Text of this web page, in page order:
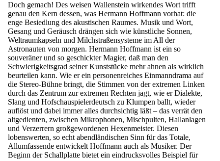
Doch gemach! Des weisen Wallenstein wirkendes Wort trifft
genau den Kern dessen, was Hermann Hoffmann vorhat: die
enge Besiedlung des akustischen Raumes. Musik und Wort,
Gesang und Geräusch drängen sich wie künstliche Sonnen,
Weltraumkapseln und Milchstraßensysteme im All der
Astronauten von morgen. Hermann Hoffmann ist ein so
souveräner und so geschickter Magier, daß man den
Schwierigkeitsgrad seiner Kunststücke mehr ahnen als wirklich
beurteilen kann. Wie er ein personenreiches Einmanndrama auf
die Stereo-Bühne bringt, die Stimmen von der extremen Linken
durch das Zentrum zur extremen Rechten jagt, wie er Dialekte,
Slang und Hofschauspielerdeutsch zu Klumpen ballt, wieder
auflöst und dabei immer alles durchsichtig läßt – das verrät den
altgedienten, zwischen Mikrophonen, Mischpulten, Hallanlagen
und Verzerrern großgewordenen Hexenmeister. Diesen
lobenswerten, so echt abendländischen Sinn für das Totale,
Allumfassende entwickelt Hoffmann auch als Musiker. Der
Beginn der Schallplatte bietet ein eindrucksvolles Beispiel für